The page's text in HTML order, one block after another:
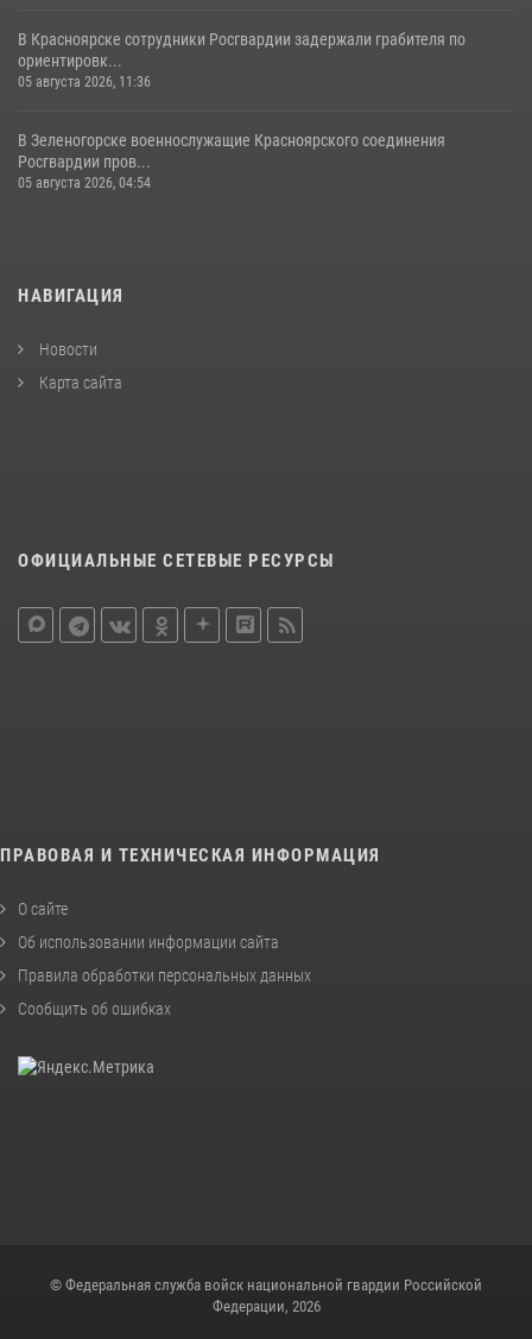
В Красноярске сотрудники Росгвардии задержали грабителя по
ориентировк...
05 августа 2026, 11:36
В Зеленогорске военнослужащие Красноярского соединения
Росгвардии пров...
05 августа 2026, 04:54
НАВИГАЦИЯ
Новости
Карта сайта
ОФИЦИАЛЬНЫЕ СЕТЕВЫЕ РЕСУРСЫ
ПРАВОВАЯ И ТЕХНИЧЕСКАЯ ИНФОРМАЦИЯ
О сайте
Об использовании информации сайта
Правила обработки персональных данных
Сообщить об ошибках
© Федеральная служба войск национальной гвардии Российской
Федерации, 2026